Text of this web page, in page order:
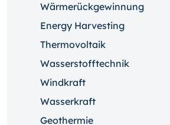
Wärmerückgewinnung
Energy Harvesting
Thermovoltaik
Wasserstofftechnik
Windkraft
Wasserkraft
Geothermie